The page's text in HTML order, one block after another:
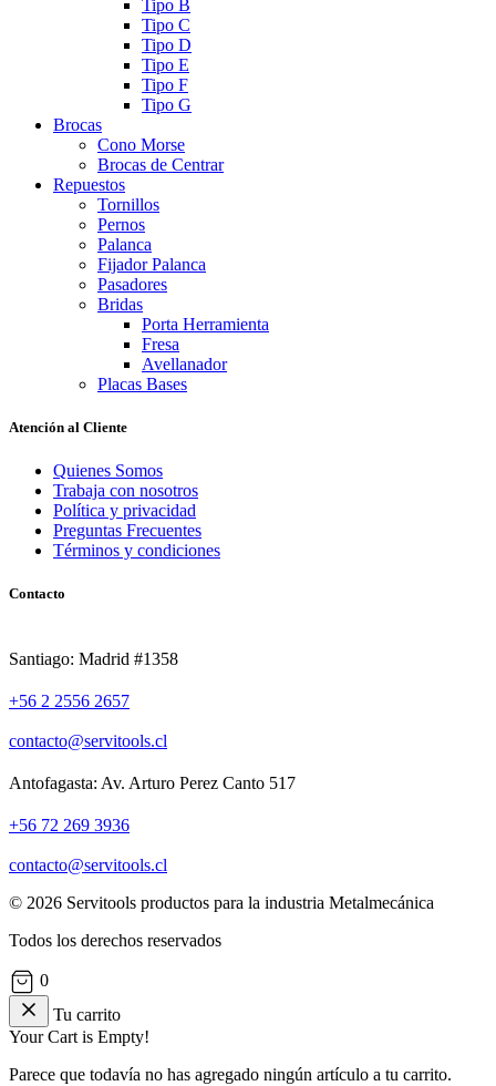
Tipo B
Tipo C
Tipo D
Tipo E
Tipo F
Tipo G
Brocas
Cono Morse
Brocas de Centrar
Repuestos
Tornillos
Pernos
Palanca
Fijador Palanca
Pasadores
Bridas
Porta Herramienta
Fresa
Avellanador
Placas Bases
Atención al Cliente
Quienes Somos
Trabaja con nosotros
Política y privacidad
Preguntas Frecuentes
Términos y condiciones
Contacto
Santiago: Madrid #1358
+56 2 2556 2657
contacto@servitools.cl
Antofagasta: Av. Arturo Perez Canto 517
+56 72 269 3936
contacto@servitools.cl
© 2026 Servitools productos para la industria Metalmecánica
Todos los derechos reservados
0
Tu carrito
Your Cart is Empty!
Parece que todavía no has agregado ningún artículo a tu carrito.